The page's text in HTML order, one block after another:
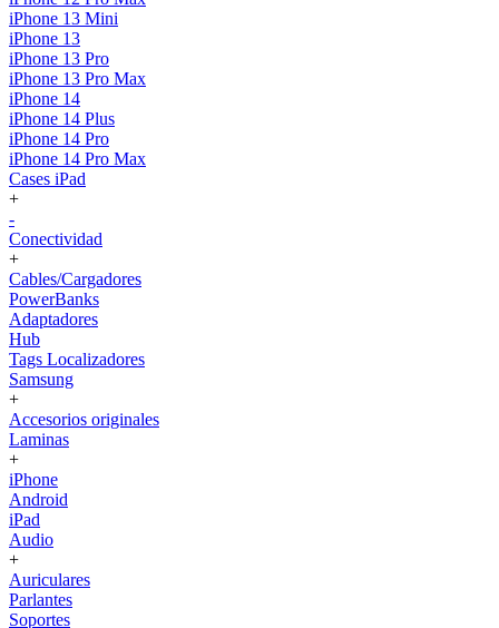
iPhone 13 Mini
iPhone 13
iPhone 13 Pro
iPhone 13 Pro Max
iPhone 14
iPhone 14 Plus
iPhone 14 Pro
iPhone 14 Pro Max
Cases iPad
+
-
Conectividad
+
Cables/Cargadores
PowerBanks
Adaptadores
Hub
Tags Localizadores
Samsung
+
Accesorios originales
Laminas
+
iPhone
Android
iPad
Audio
+
Auriculares
Parlantes
Soportes